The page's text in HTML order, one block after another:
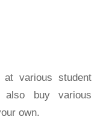
various student
buy various
own.